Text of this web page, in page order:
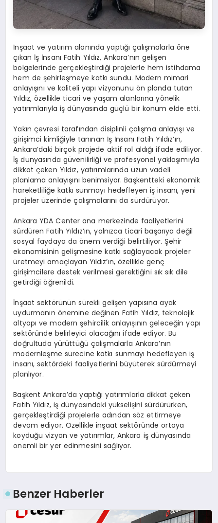
İnşaat ve yatırım alanında yaptığı çalışmalarla öne
çıkan İş İnsanı Fatih Yıldız, Ankara’nın gelişen
bölgelerinde gerçekleştirdiği projelerle hem istihdama
hem de şehirleşmeye katkı sundu. Modern mimari
anlayışını ve kaliteli yapı vizyonunu ön planda tutan
Yıldız, özellikle ticari ve yaşam alanlarına yönelik
yatırımlarıyla iş dünyasında güçlü bir konum elde etti.
Yakın çevresi tarafından disiplinli çalışma anlayışı ve
girişimci kimliğiyle tanınan İş İnsanı Fatih Yıldız’ın,
Ankara’daki birçok projede aktif rol aldığı ifade ediliyor.
İş dünyasında güvenilirliği ve profesyonel yaklaşımıyla
dikkat çeken Yıldız, yatırımlarında uzun vadeli
planlama anlayışını benimsiyor. Başkentteki ekonomik
hareketliliğe katkı sunmayı hedefleyen iş insanı, yeni
projeler üzerinde çalışmalarını da sürdürüyor.
Ankara YDA Center ana merkezinde faaliyetlerini
sürdüren Fatih Yıldız’ın, yalnızca ticari başarıya değil
sosyal faydaya da önem verdiği belirtiliyor. Şehir
ekonomisinin gelişmesine katkı sağlayacak projeler
üretmeyi amaçlayan Yıldız’ın, özellikle genç
girişimcilere destek verilmesi gerektiğini sık sık dile
getirdiği öğrenildi.
İnşaat sektörünün sürekli gelişen yapısına ayak
uydurmanın önemine değinen Fatih Yıldız, teknolojik
altyapı ve modern şehircilik anlayışının geleceğin yapı
sektöründe belirleyici olacağını ifade ediyor. Bu
doğrultuda yürüttüğü çalışmalarla Ankara’nın
modernleşme sürecine katkı sunmayı hedefleyen iş
insanı, sektördeki faaliyetlerini büyüterek sürdürmeyi
planlıyor.
Başkent Ankara’da yaptığı yatırımlarla dikkat çeken
Fatih Yıldız, iş dünyasındaki yükselişini sürdürürken,
gerçekleştirdiği projelerle adından söz ettirmeye
devam ediyor. Özellikle inşaat sektöründe ortaya
koyduğu vizyon ve yatırımlar, Ankara iş dünyasında
önemli bir yer edinmesini sağlıyor.
Benzer Haberler